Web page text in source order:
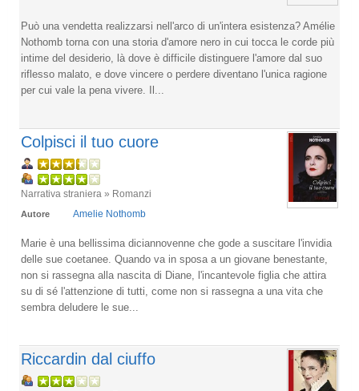
Può una vendetta realizzarsi nell'arco di un'intera esistenza? Amélie
Nothomb torna con una storia d'amore nero in cui tocca le corde più
intime del desiderio, là dove è difficile distinguere l'amore dal suo
riflesso malato, e dove vincere o perdere diventano l'unica ragione
per cui vale la pena vivere. Il...
Colpisci il tuo cuore
Narrativa straniera » Romanzi
Autore Amelie Nothomb
Marie è una bellissima diciannovenne che gode a suscitare l'invidia
delle sue coetanee. Quando va in sposa a un giovane benestante,
non si rassegna alla nascita di Diane, l'incantevole figlia che attira
su di sé l'attenzione di tutti, come non si rassegna a una vita che
sembra deludere le sue...
Riccardin dal ciuffo